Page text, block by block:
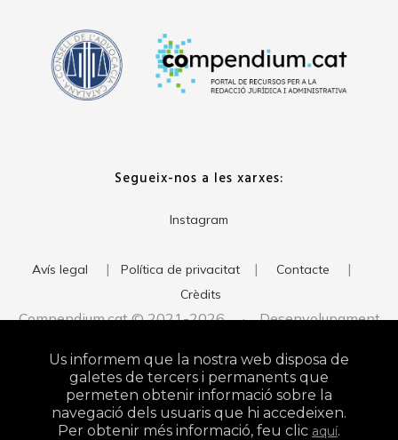
Segueix-nos a les xarxes:
Instagram
Avís legal | Política de privacitat | Contacte |
Crèdits
Compendium.cat © 2021-2026 · Desenvolupament
Studio
Us informem que la nostra web disposa de
galetes de tercers i permanents que
permeten obtenir informació sobre la
navegació dels usuaris que hi accedeixen.
Per obtenir més informació, feu clic aquí.